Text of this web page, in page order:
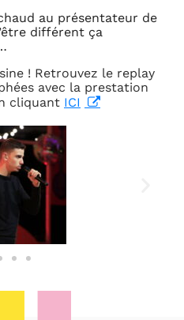
au présentateur de
différent ça
! Retrouvez le replay
avec la prestation
cliquant ICI